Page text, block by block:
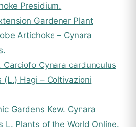
Presidium.
Gardener Plant
Artichoke – Cynara
Carciofo Cynara cardunculus
(L.) Hegi – Coltivazioni
Gardens Kew. Cynara
L. Plants of the World Online.